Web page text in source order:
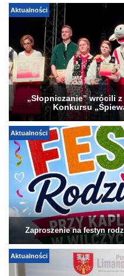
Aktualności
„Słopniczanie” wrócili
Konkursu
Aktualności
Zaproszenie na festyn
Aktualności